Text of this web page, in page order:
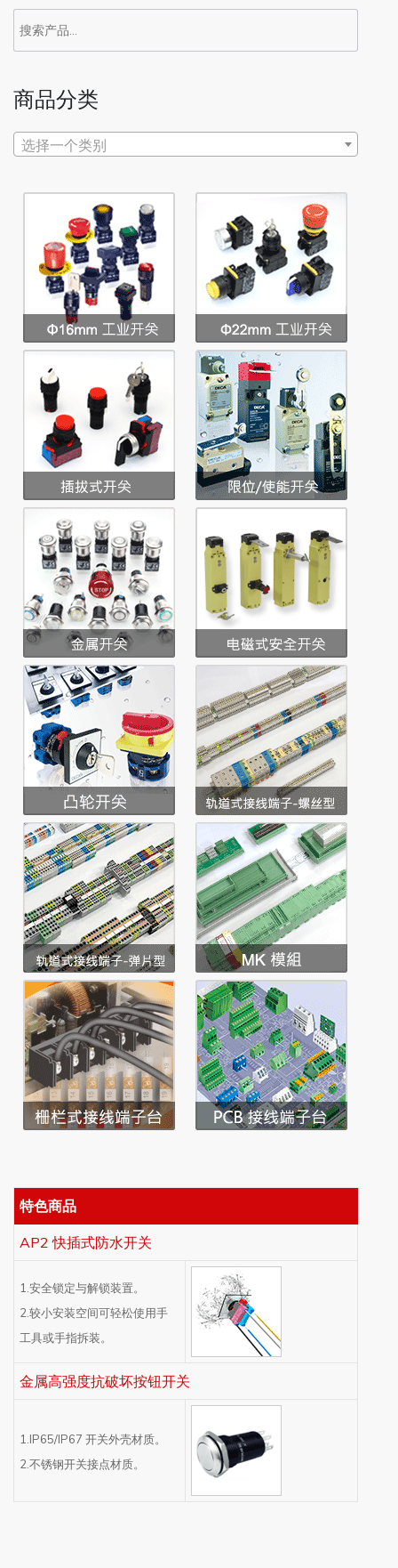
商品分类
选择一个类别
特色商品
AP2 快插式防水开关
1.安全锁定与解锁装置。
2.较小安装空间可轻松使用手
工具或手指拆装。
金属高强度抗破坏按钮开关
1.IP65/IP67 开关外壳材质。
2.不锈钢开关接点材质。